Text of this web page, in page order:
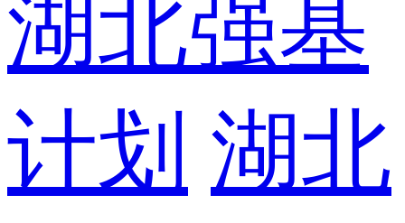
湖北强基
计划 湖北